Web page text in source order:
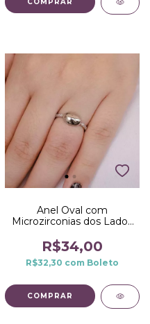
Anel Oval com
Microzirconias dos Lados
R$34,00
R$32,30 com Boleto
COMPRAR